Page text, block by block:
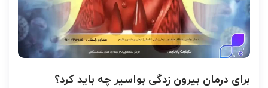
برای درمان بیرون زدگی بواسیر چه باید کرد؟